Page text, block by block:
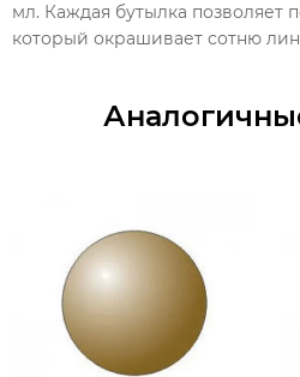
мл. Каждая бутылка позволяет
который окрашивает сотню